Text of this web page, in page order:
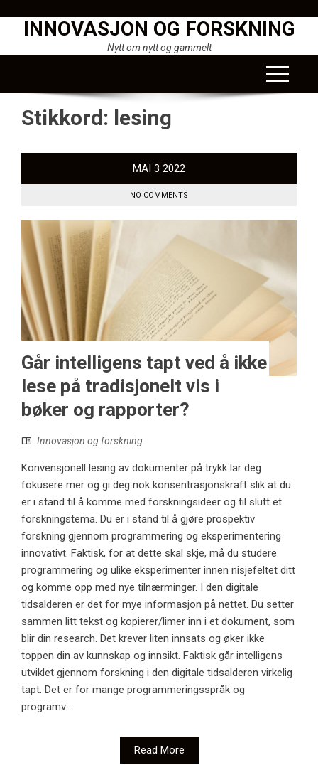
INNOVASJON OG FORSKNING
Nytt om nytt og gammelt
Stikkord: lesing
MAI 3 2022
NO COMMENTS
Går intelligens tapt ved å ikke
lese på tradisjonelt vis i
bøker og rapporter?
Innovasjon og forskning
Konvensjonell lesing av dokumenter på trykk lar deg
fokusere mer og gi deg nok konsentrasjonskraft slik at du
er i stand til å komme med forskningsideer og til slutt et
forskningstema. Du er i stand til å gjøre prospektiv
forskning gjennom programmering og eksperimentering
innovativt. Faktisk, for at dette skal skje, må du studere
programmering og ulike eksperimenter innen nisjefeltet ditt
og komme opp med nye tilnærminger. I den digitale
tidsalderen er det for mye informasjon på nettet. Du setter
sammen litt tekst og kopierer/limer inn i et dokument, som
blir din research. Det krever liten innsats og øker ikke
toppen din av kunnskap og innsikt. Faktisk går intelligens
utviklet gjennom forskning i den digitale tidsalderen virkelig
tapt. Det er for mange programmeringsspråk og
programv...
Read More